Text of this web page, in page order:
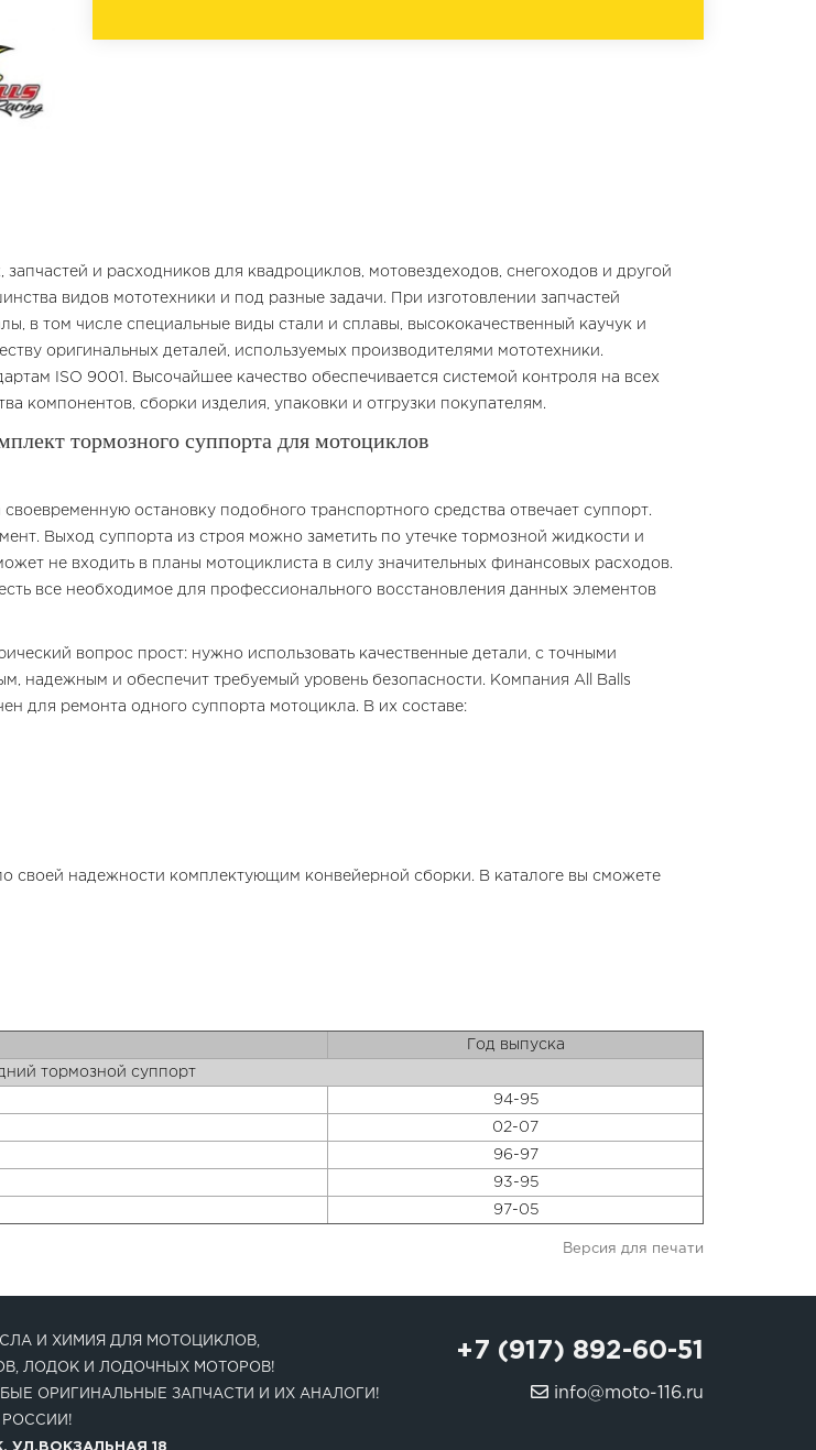
и расходников для квадроциклов, мотовездеходов, снегоходов и другой
видов мототехники и под разные задачи. При изготовлении запчастей
в том числе специальные виды стали и сплавы, высококачественный каучук и
оригинальных деталей, используемых производителями мототехники.
ISO 9001. Высочайшее качество обеспечивается системой контроля на всех
компонентов, сборки изделия, упаковки и отгрузки покупателям.
тормозного суппорта для мотоциклов
остановку подобного транспортного средства отвечает суппорт.
Выход суппорта из строя можно заметить по утечке тормозной жидкости и
не входить в планы мотоциклиста в силу значительных финансовых расходов.
все необходимое для профессионального восстановления данных элементов
вопрос прост: нужно использовать качественные детали, с точными
надежным и обеспечит требуемый уровень безопасности. Компания All Balls
для ремонта одного суппорта мотоцикла. В их составе:
своей надежности комплектующим конвейерной сборки. В каталоге вы сможете
Год выпуска
тормозной суппорт
94-95
02-07
96-97
93-95
97-05
Версия для печати
И ХИМИЯ ДЛЯ МОТОЦИКЛОВ,
ЛОДОК И ЛОДОЧНЫХ МОТОРОВ!
ОРИГИНАЛЬНЫЕ ЗАПЧАСТИ И ИХ АНАЛОГИ!
УЛ.ВОКЗАЛЬНАЯ 18
+7 (917) 892-60-51
info@moto-116.ru